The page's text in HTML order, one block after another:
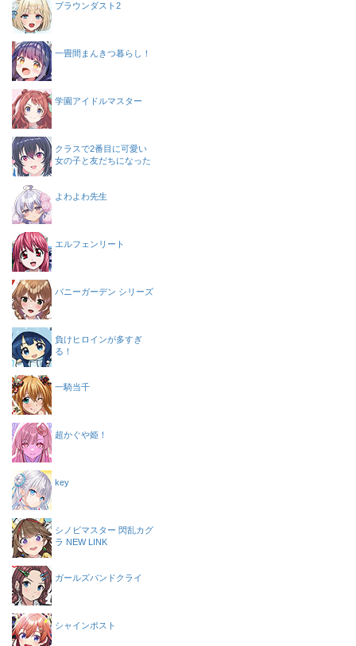
ブラウンダスト2
一畳間まんきつ暮らし！
学園アイドルマスター
クラスで2番目に可愛い
女の子と友だちになった
よわよわ先生
エルフェンリート
バニーガーデン シリーズ
負けヒロインが多すぎ
る！
一騎当千
超かぐや姫！
key
シノビマスター 閃乱カグ
ラ NEW LINK
ガールズバンドクライ
シャインポスト